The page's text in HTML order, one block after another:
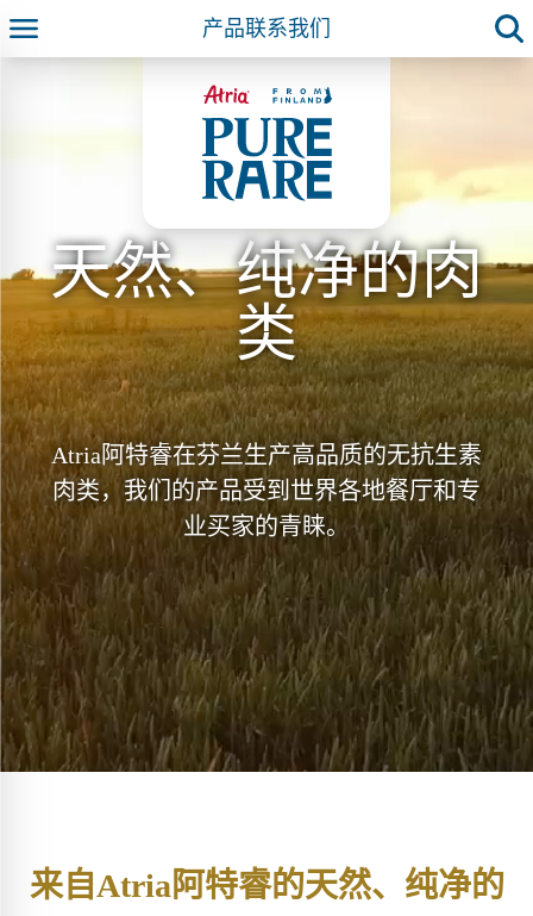
产品联系我们
天然、纯净的肉
类
Atria阿特睿在芬兰生产高品质的无抗生素
肉类，我们的产品受到世界各地餐厅和专
业买家的青睐。
来自Atria阿特睿的天然、纯净的